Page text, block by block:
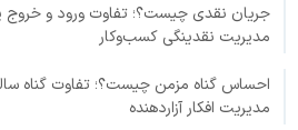
جریان نقدی چیست؟؛ تفاوت ورود و خروج
مدیریت نقدینگی کسب‌وکار
احساس گناه مزمن چیست؟؛ تفاوت گناه
مدیریت افکار آزاردهنده